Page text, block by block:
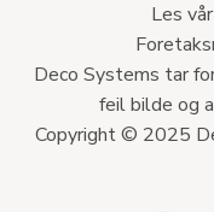
Les
Deco Systems tar
feil bilde og
Copyright © 2025